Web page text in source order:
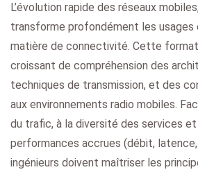
L’évolution rapide des réseaux
transforme profondément les usages
matière de connectivité. Cette
croissant de compréhension des
techniques de transmission, et des
aux environnements radio mobiles.
du trafic, à la diversité des services
performances accrues (débit,
ingénieurs doivent maîtriser les